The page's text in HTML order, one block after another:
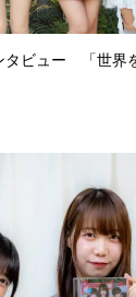
タビュー 「世界